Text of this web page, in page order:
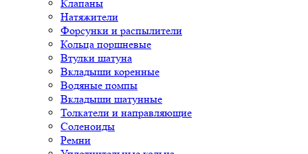
Клапаны
Натяжители
Форсунки и распылители
Кольца поршневые
Втулки шатуна
Вкладыши коренные
Водяные помпы
Вкладыши шатунные
Толкатели и направляющие
Соленоиды
Ремни